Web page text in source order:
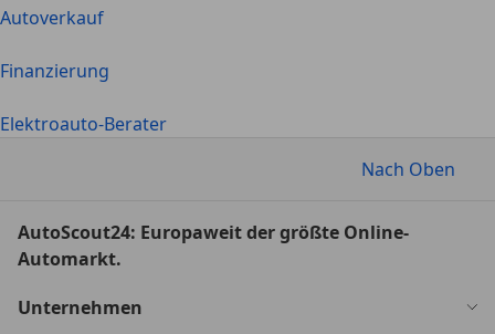
Autoverkauf
Finanzierung
Elektroauto-Berater
Nach Oben
AutoScout24: Europaweit der größte Online-
Automarkt.
Unternehmen